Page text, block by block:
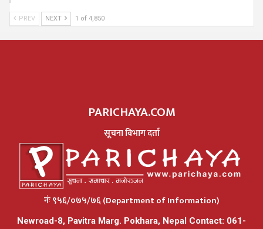
PREV NEXT 1 of 4,850
PARICHAYA.COM
सूचना विभाग दर्ता
नंः ९५६/०७५/७६ (Department of Information)
Newroad-8, Pavitra Marg. Pokhara, Nepal Contact: 061-